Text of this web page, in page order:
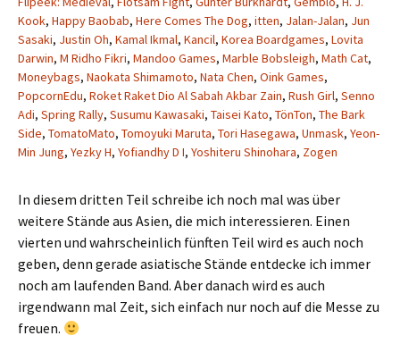
Kook, Happy Baobab, Here Comes The Dog, itten, Jalan-Jalan, Jun
Sasaki, Justin Oh, Kamal Ikmal, Kancil, Korea Boardgames, Lovita
Darwin, M Ridho Fikri, Mandoo Games, Marble Bobsleigh, Math Cat,
Moneybags, Naokata Shimamoto, Nata Chen, Oink Games,
PopcornEdu, Roket Raket Dio Al Sabah Akbar Zain, Rush Girl, Senno
Adi, Spring Rally, Susumu Kawasaki, Taisei Kato, TönTon, The Bark
Side, TomatoMato, Tomoyuki Maruta, Tori Hasegawa, Unmask, Yeon-
Min Jung, Yezky H, Yofiandhy D I, Yoshiteru Shinohara, Zogen
In diesem dritten Teil schreibe ich noch mal was über
weitere Stände aus Asien, die mich interessieren. Einen
vierten und wahrscheinlich fünften Teil wird es auch noch
geben, denn gerade asiatische Stände entdecke ich immer
noch am laufenden Band. Aber danach wird es auch
irgendwann mal Zeit, sich einfach nur noch auf die Messe zu
freuen.